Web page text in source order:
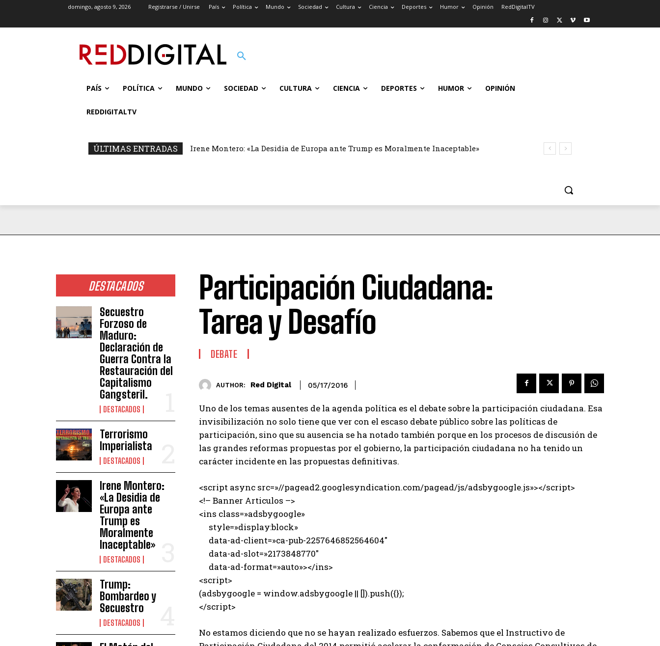
domingo, agosto 9, 2026 Registrarse / Unirse País Política Mundo Sociedad Cultura Ciencia Deportes Humor Opinión RedDigitalTV
PAÍS POLÍTICA MUNDO SOCIEDAD CULTURA CIENCIA DEPORTES HUMOR OPINIÓN
REDDIGITALTV
ÚLTIMAS ENTRADAS Irene Montero: «La Desidia de Europa ante Trump es Moralmente Inaceptable»
DESTACADOS
Secuestro
Forzoso de
Maduro:
Declaración de
Guerra Contra la
Restauración del
Capitalismo
Gangsteril.
DESTACADOS
Terrorismo
Imperialista
DESTACADOS
Irene Montero:
«La Desidia de
Europa ante
Trump es
Moralmente
Inaceptable»
DESTACADOS
Trump:
Bombardeo y
Secuestro
DESTACADOS
Participación Ciudadana:
Tarea y Desafío
DEBATE
AUTHOR: Red Digital 05/17/2016
Uno de los temas ausentes de la agenda política es el debate sobre la participación ciudadana. Esa
invisibilización no solo tiene que ver con el escaso debate público sobre las políticas de
participación, sino que su ausencia se ha notado también porque en los procesos de discusión de
las grandes reformas propuestas por el gobierno, la participación ciudadana no ha tenido un
carácter incidente en las propuestas definitivas.
<script async src=»//pagead2.googlesyndication.com/pagead/js/adsbygoogle.js»></script>
<!– Banner Articulos –>
<ins class=»adsbygoogle»
style=»display:block»
data-ad-client=»ca-pub-2257646852564604″
data-ad-slot=»2173848770″
data-ad-format=»auto»></ins>
<script>
(adsbygoogle = window.adsbygoogle || []).push({});
</script>
No estamos diciendo que no se hayan realizado esfuerzos. Sabemos que el Instructivo de